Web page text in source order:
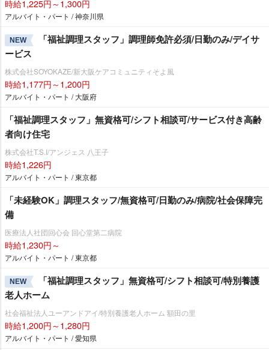
時給1,225円～1,300円
アルバイト・パート / 神奈川県
NEW
「福祉調理スタッフ」調理師免許必須/日勤のみ/デイサ
ービス
株式会社SOYOKAZE/新大阪ケアコミュニティそよ風
時給1,177円～1,200円
アルバイト・パート / 大阪府
「福祉調理スタッフ」無資格可/シフト相談可/サービス付き高齢
者向け住宅
株式会社T.S.I/アンジェス 八王子
時給1,226円
アルバイト・パート / 東京都
「未経験OK」調理スタッフ/無資格可/日勤のみ/病院/社会保障完
備
医療法人社団回心会 回心堂第二病院
時給1,230円～
アルバイト・パート / 東京都
NEW
「福祉調理スタッフ」無資格可/シフト相談可/特別養護
老人ホーム
社会福祉法人ユーアンドアイ/特別養護老人ホーム 額田の里
時給1,200円～1,280円
アルバイト・パート / 愛知県